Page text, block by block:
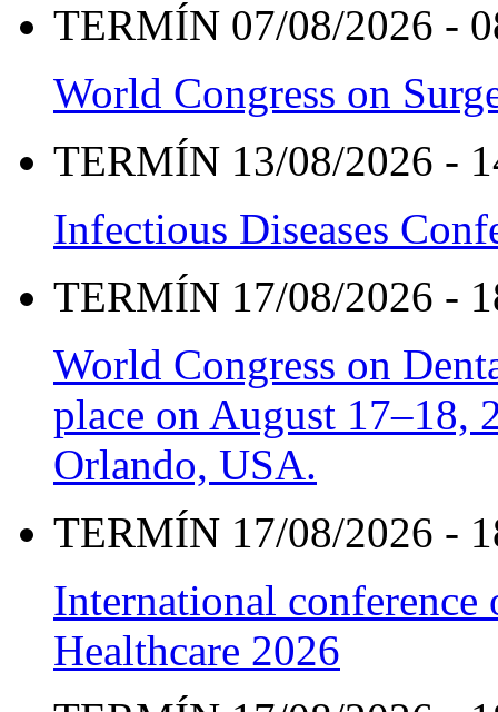
TERMÍN 07/08/2026 -
World Congress on
TERMÍN 13/08/2026 -
Infectious Diseases
TERMÍN 17/08/2026 -
World Congress on
place on August 17–18,
Orlando, USA.
TERMÍN 17/08/2026 -
International
Healthcare 2026